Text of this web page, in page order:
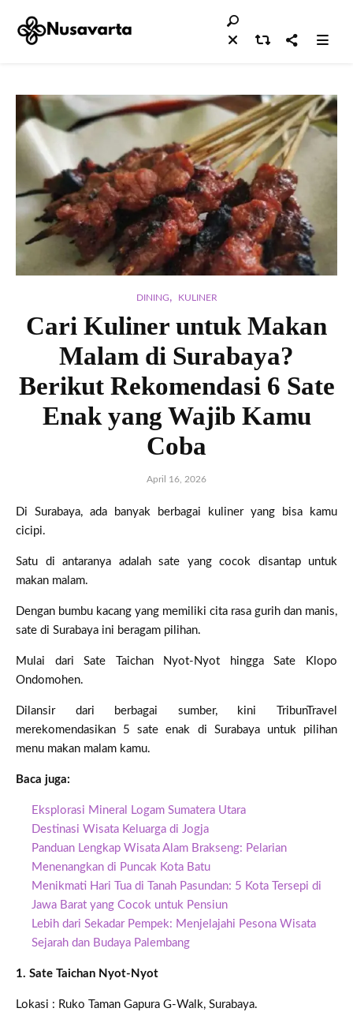
DINING, KULINER
Cari Kuliner untuk Makan
Malam di Surabaya?
Berikut Rekomendasi 6 Sate
Enak yang Wajib Kamu
Coba
April 16, 2026
Di Surabaya, ada banyak berbagai kuliner yang bisa kamu
cicipi.
Satu di antaranya adalah sate yang cocok disantap untuk
makan malam.
Dengan bumbu kacang yang memiliki cita rasa gurih dan manis,
sate di Surabaya ini beragam pilihan.
Mulai dari Sate Taichan Nyot-Nyot hingga Sate Klopo
Ondomohen.
Dilansir dari berbagai sumber, kini TribunTravel
merekomendasikan 5 sate enak di Surabaya untuk pilihan
menu makan malam kamu.
Baca juga:
Eksplorasi Mineral Logam Sumatera Utara
Destinasi Wisata Keluarga di Jogja
Panduan Lengkap Wisata Alam Brakseng: Pelarian
Menenangkan di Puncak Kota Batu
Menikmati Hari Tua di Tanah Pasundan: 5 Kota Tersepi di
Jawa Barat yang Cocok untuk Pensiun
Lebih dari Sekadar Pempek: Menjelajahi Pesona Wisata
Sejarah dan Budaya Palembang
1. Sate Taichan Nyot-Nyot
Lokasi : Ruko Taman Gapura G-Walk, Surabaya.